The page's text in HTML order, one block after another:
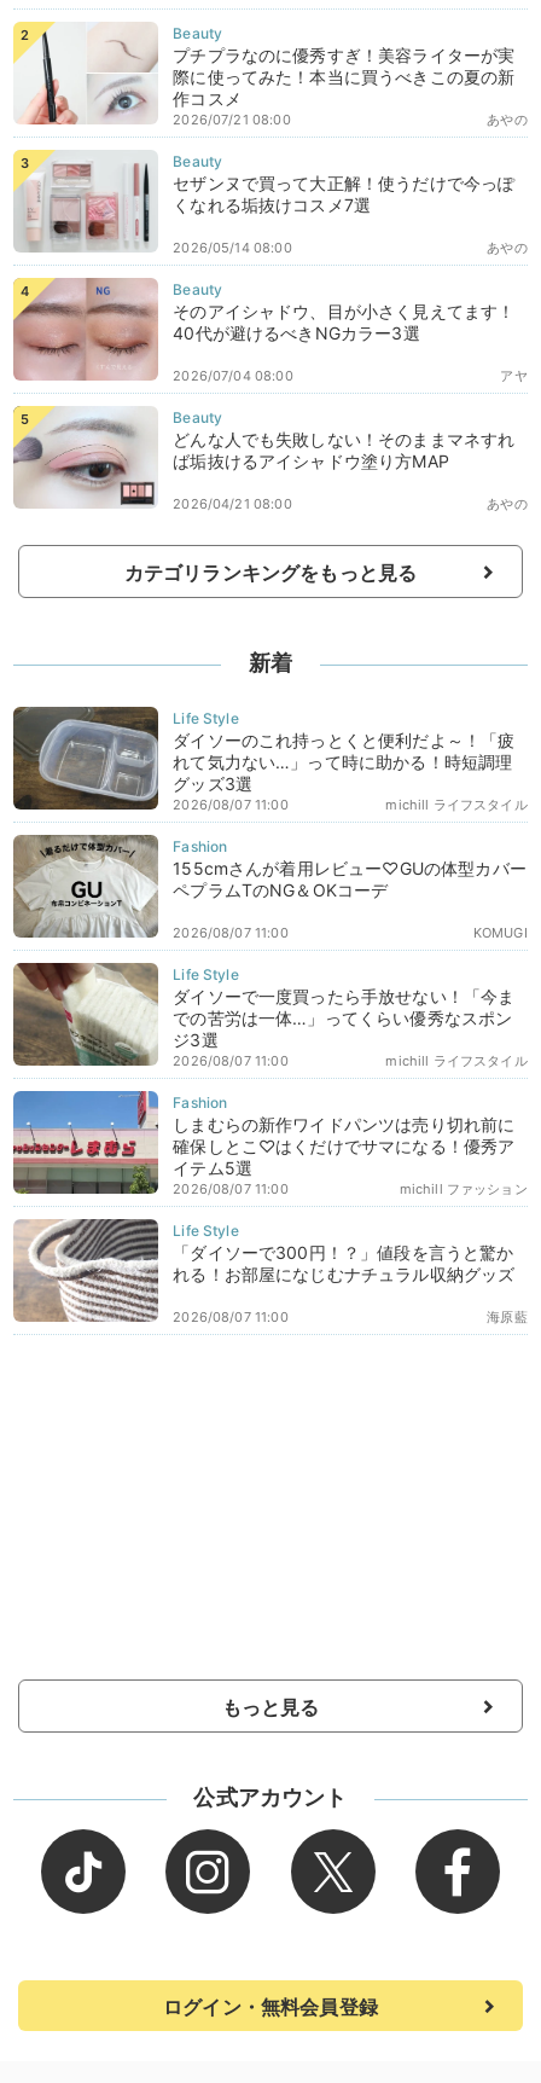
プチプラなのに優秀すぎ！美容ライターが実
際に使ってみた！本当に買うべきこの夏の新
作コスメ
あやの
2026/07/21 08:00
セザンヌで買って大正解！使うだけで今っぽ
くなれる垢抜けコスメ7選
あやの
2026/05/14 08:00
そのアイシャドウ、目が小さく見えてます！
40代が避けるべきNGカラー3選
アヤ
2026/07/04 08:00
どんな人でも失敗しない！そのままマネすれ
ば垢抜けるアイシャドウ塗り方MAP
あやの
2026/04/21 08:00
カテゴリランキングをもっと見る
新着
ダイソーのこれ持っとくと便利だよ～！「疲
れて気力ない…」って時に助かる！時短調理
グッズ3選
michill ライフスタイル
2026/08/07 11:00
155cmさんが着用レビュー♡GUの体型カバー
ペプラムTのNG＆OKコーデ
KOMUGI
2026/08/07 11:00
ダイソーで一度買ったら手放せない！「今ま
での苦労は一体…」ってくらい優秀なスポン
ジ3選
michill ライフスタイル
2026/08/07 11:00
しまむらの新作ワイドパンツは売り切れ前に
確保しとこ♡はくだけでサマになる！優秀ア
イテム5選
michill ファッション
2026/08/07 11:00
「ダイソーで300円！？」値段を言うと驚か
れる！お部屋になじむナチュラル収納グッズ
海原藍
2026/08/07 11:00
もっと見る
公式アカウント
ログイン・無料会員登録